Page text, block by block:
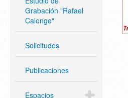
Grabación "Rafael
Calonge"
Solicitudes
Publicaciones
Espacios